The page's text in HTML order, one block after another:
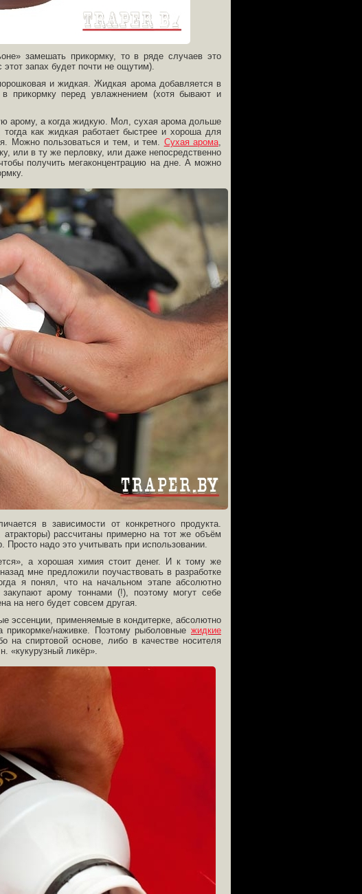
замешать прикормку, то в ряде случаев это
запах будет почти не ощутим).
и жидкая. Жидкая арома добавляется в
прикормку перед увлажнением (хотя бывают и
арому, а когда жидкую. Мол, сухая арома дольше
как жидкая работает быстрее и хороша для
Можно пользоваться и тем, и тем. Сухая арома,
или в ту же перловку, или даже непосредственно
получить мегаконцентрацию на дне. А можно
в зависимости от конкретного продукта.
рассчитаны примерно на тот же объём
Просто надо это учитывать при использовании.
а хорошая химия стоит денег. И к тому же
мне предложили поучаствовать в разработке
я понял, что на начальном этапе абсолютно
арому тоннами (!), поэтому могут себе
на него будет совсем другая.
эссенции, применяемые в кондитерке, абсолютно
наживке. Поэтому рыболовные жидкие
на спиртовой основе, либо в качестве носителя
«кукурузный ликёр».